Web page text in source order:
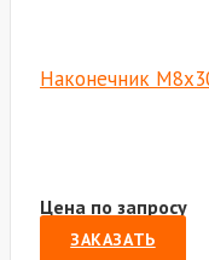
Наконечник
Цена по запросу
ЗАКАЗАТЬ